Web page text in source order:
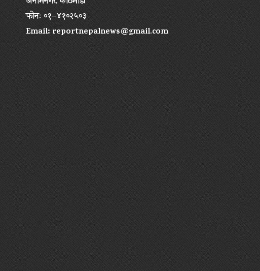
फोनः ०१–४१०२५०३
Email:reportnepalnews@gmail.com